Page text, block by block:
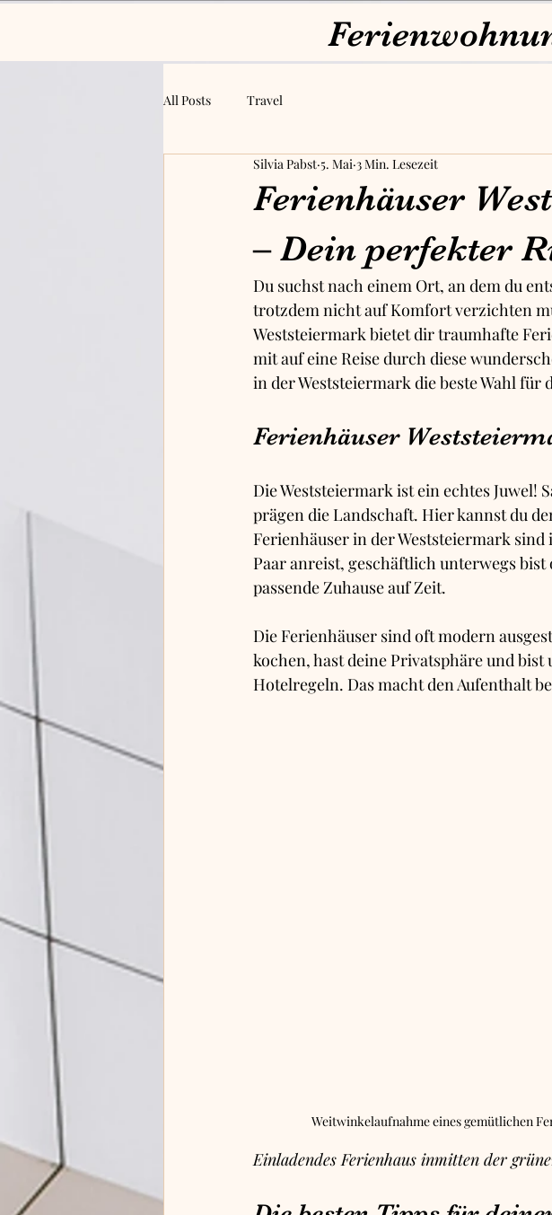
All Posts Travel
Ferienhäuser
– Dein perfekter
Silvia Pabst 5. Mai 3 Min. Lesezeit
Du suchst nach einem Ort, an dem du
trotzdem nicht auf Komfort verzichten
Weststeiermark bietet dir traumhafte
mit auf eine Reise durch diese
in der Weststeiermark die beste Wahl für
Ferienhäuser
Die Weststeiermark ist ein echtes
prägen die Landschaft. Hier kannst du
Ferienhäuser in der Weststeiermark
Paar anreist, geschäftlich unterwegs
passende Zuhause auf Zeit.
Die Ferienhäuser sind oft modern
kochen, hast deine Privatsphäre und
Hotelregeln. Das macht den Aufenthalt
Weitwinkelaufnahme eines gemütlichen
Einladendes Ferienhaus inmitten der